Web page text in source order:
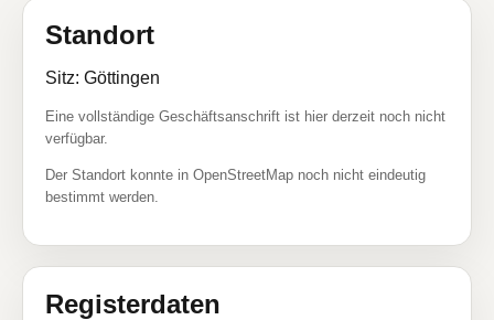
Standort
Sitz: Göttingen
Eine vollständige Geschäftsanschrift ist hier derzeit noch nicht
verfügbar.
Der Standort konnte in OpenStreetMap noch nicht eindeutig
bestimmt werden.
Registerdaten